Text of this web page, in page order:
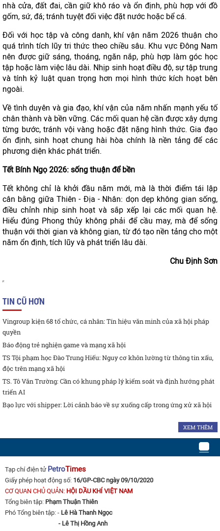
nhà cửa, đất đai, cần giữ khô ráo và ổn định, phù hợp với đồ
gốm, sứ, đá; tránh tuyệt đối việc đặt nước hoặc bể cá.
Đối với học tập và công danh, khí vận năm 2026 thuận cho
quá trình tích lũy tri thức theo chiều sâu. Khu vực Đông Nam
nên được giữ sáng, thoáng, ngăn nắp, phù hợp làm góc học
tập hoặc làm việc lâu dài. Nhịp sinh hoạt điều độ, sự tập trung
và tính kỷ luật quan trọng hơn mọi hình thức kích hoạt bên
ngoài.
Về tình duyên và gia đạo, khí vận của năm nhấn mạnh yếu tố
chân thành và bền vững. Các mối quan hệ cần được xây dựng
từng bước, tránh vội vàng hoặc đặt nặng hình thức. Gia đạo
ổn định, sinh hoạt chung hài hòa chính là nền tảng để các
phương diện khác phát triển.
Tết Bính Ngọ 2026: sống thuận để bền
Tết không chỉ là khởi đầu năm mới, mà là thời điểm tái lập
cân bằng giữa Thiên - Địa - Nhân: dọn dẹp không gian sống,
điều chỉnh nhịp sinh hoạt và sắp xếp lại các mối quan hệ.
Hiểu đúng Phong thủy không phải để cầu may, mà để sống
thuận với thời gian và không gian, từ đó tạo nền tảng cho một
năm ổn định, tích lũy và phát triển lâu dài.
Chu Định Sơn
TIN CŨ HƠN
Vingroup kiện 68 tổ chức, cá nhân: Tín hiệu văn minh của xã hội pháp
quyền
Báo động trẻ nghiện game và mạng xã hội
TS Tội phạm học Đào Trung Hiếu: Nguy cơ khôn lường từ thông tin xấu,
độc trên mạng xã hội
TS. Tô Văn Trường: Cần có khung pháp lý kiểm soát và định hướng phát
triển AI
Bạo lực với shipper: Lời cảnh báo về sự xuống cấp trong ứng xử xã hội
XEM THÊM
Tạp chí điện tử PetroTimes
Giấy phép hoạt động số: 16/GP-CBC ngày 09/10/2020
CƠ QUAN CHỦ QUẢN: HỘI DẦU KHÍ VIỆT NAM
Tổng biên tập: Phạm Thuận Thiên
Phó Tổng biên tập: - Lê Hà Thanh Ngọc
- Lê Thị Hồng Anh